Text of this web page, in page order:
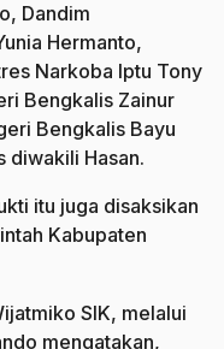
Dandim
Hermanto,
Narkoba Iptu Tony
Bengkalis Zainur
Bengkalis Bayu
diwakili Hasan.
itu juga disaksikan
Kabupaten
SIK, melalui
mengatakan,